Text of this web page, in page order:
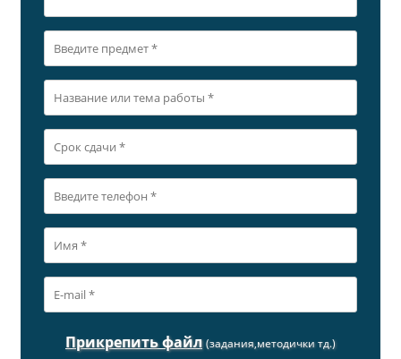
Прикрепить файл (задания,методички тд.)